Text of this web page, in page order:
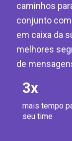
caminhos
conjunto
em caixa da
melhores
de
3x
mais tempo
seu time